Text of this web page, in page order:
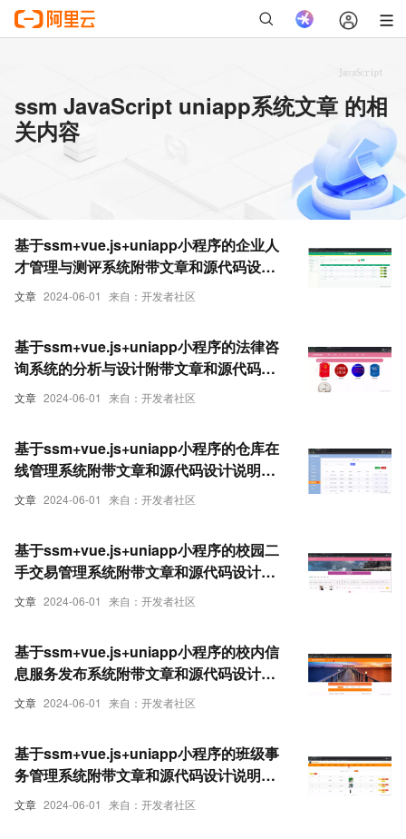
ssm JavaScript uniapp系统文章 的相
关内容
文章 2024-06-01 来自：开发者社区
基于ssm+vue.js+uniapp小程序的企业人
才管理与测评系统附带文章和源代码设计
说明文档ppt
文章 2024-06-01 来自：开发者社区
基于ssm+vue.js+uniapp小程序的法律咨
询系统的分析与设计附带文章和源代码设
计说明文档ppt
文章 2024-06-01 来自：开发者社区
基于ssm+vue.js+uniapp小程序的仓库在
线管理系统附带文章和源代码设计说明文
档ppt
文章 2024-06-01 来自：开发者社区
基于ssm+vue.js+uniapp小程序的校园二
手交易管理系统附带文章和源代码设计说
明文档ppt
文章 2024-06-01 来自：开发者社区
基于ssm+vue.js+uniapp小程序的校内信
息服务发布系统附带文章和源代码设计说
明文档ppt
文章 2024-06-01 来自：开发者社区
基于ssm+vue.js+uniapp小程序的班级事
务管理系统附带文章和源代码设计说明文
档ppt